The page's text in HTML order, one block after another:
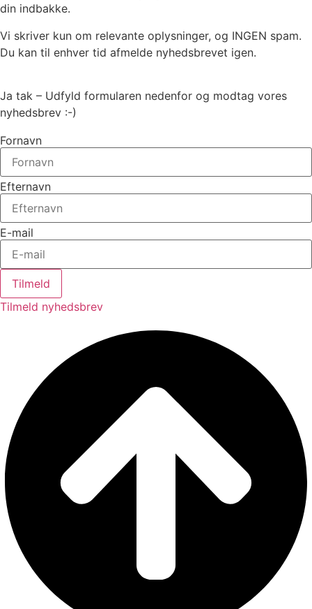
din indbakke.
Vi skriver kun om relevante oplysninger, og INGEN spam.
Du kan til enhver tid afmelde nyhedsbrevet igen.
Ja tak – Udfyld formularen nedenfor og modtag vores
nyhedsbrev :-)
Fornavn
Efternavn
E-mail
Tilmeld
Tilmeld nyhedsbrev